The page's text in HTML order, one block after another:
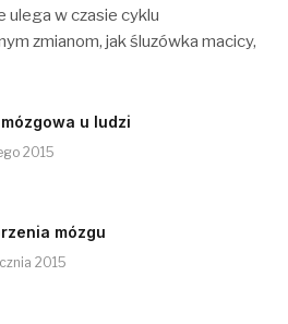
ulega w czasie cyklu
zmianom, jak śluzówka macicy,
u ludzi
2015
mózgu
2015